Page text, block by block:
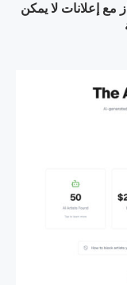
مع إعلانات لا يمكن